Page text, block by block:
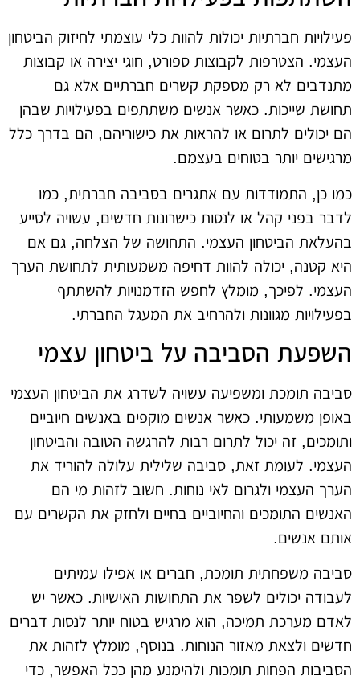
פעילויות חברתיות יכולות להוות כלי עוצמתי לחיזוק הביטחון
העצמי. הצטרפות לקבוצות ספורט, חוגי יצירה או קבוצות
מתנדבים לא רק מספקת קשרים חברתיים אלא גם
תחושת שייכות. כאשר אנשים משתתפים בפעילויות שבהן
הם יכולים לתרום או להראות את כישוריהם, הם בדרך כלל
מרגישים יותר בטוחים בעצמם.
כמו כן, התמודדות עם אתגרים בסביבה חברתית, כמו
לדבר בפני קהל או לנסות כישרונות חדשים, עשויה לסייע
בהעלאת הביטחון העצמי. התחושה של הצלחה, גם אם
היא קטנה, יכולה להוות דחיפה משמעותית לתחושת הערך
העצמי. לפיכך, מומלץ לחפש הזדמנויות להשתתף
בפעילויות מגוונות ולהרחיב את המעגל החברתי.
השפעת הסביבה על ביטחון עצמי
סביבה תומכת ומשפיעה עשויה לשדרג את הביטחון העצמי
באופן משמעותי. כאשר אנשים מוקפים באנשים חיוביים
ותומכים, זה יכול לתרום רבות להרגשה הטובה והביטחון
העצמי. לעומת זאת, סביבה שלילית עלולה להוריד את
הערך העצמי ולגרום לאי נוחות. חשוב לזהות מי הם
האנשים התומכים והחיוביים בחיים ולחזק את הקשרים עם
אותם אנשים.
סביבה משפחתית תומכת, חברים או אפילו עמיתים
לעבודה יכולים לשפר את התחושות האישיות. כאשר יש
לאדם מערכת תמיכה, הוא מרגיש בטוח יותר לנסות דברים
חדשים ולצאת מאזור הנוחות. בנוסף, מומלץ לזהות את
הסביבות הפחות תומכות ולהימנע מהן ככל האפשר, כדי